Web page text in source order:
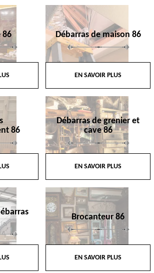
86 Débarras de maison 86
EN SAVOIR PLUS
86
Débarras de grenier et
cave 86
EN SAVOIR PLUS
Brocanteur 86
EN SAVOIR PLUS